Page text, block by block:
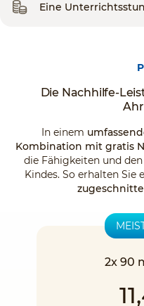
Eine
Die Nachhilfe-
In einem
Kombination mit gratis
die Fähigkeiten und
Kindes. So erhalten Sie
2x 90